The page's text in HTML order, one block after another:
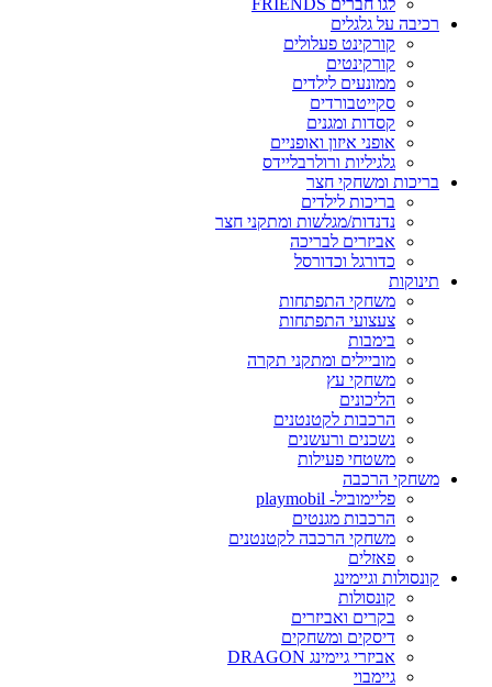
לגו חברים FRIENDS
רכיבה על גלגלים
קורקינט פעלולים
קורקינטים
ממונעים לילדים
סקייטבורדים
קסדות ומגנים
אופני איזון ואופניים
גלגיליות ורולרבליידס
בריכות ומשחקי חצר
בריכות לילדים
נדנדות/מגלשות ומתקני חצר
אביזרים לבריכה
כדורגל וכדורסל
תינוקות
משחקי התפתחות
צעצועי התפתחות
בימבות
מוביילים ומתקני תקרה
משחקי עץ
הליכונים
הרכבות לקטנטנים
נשכנים ורעשנים
משטחי פעילות
משחקי הרכבה
פליימוביל- playmobil
הרכבות מגנטים
משחקי הרכבה לקטנטנים
פאזלים
קונסולות וגיימינג
קונסולות
בקרים ואביזרים
דיסקים ומשחקים
אביזרי גיימינג DRAGON
גיימבוי